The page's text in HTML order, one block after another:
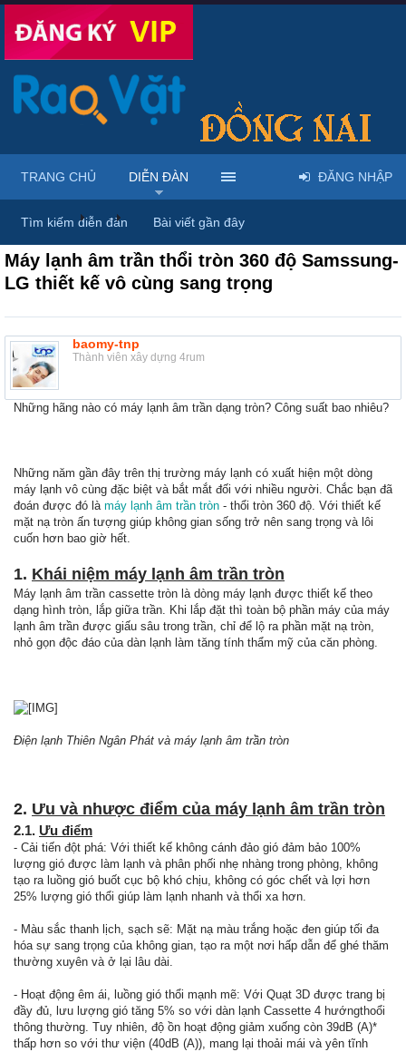
Diễn đàn ... Mua bán & sửa điện tử, điện lạnh
Máy lạnh âm trần thổi tròn 360 độ Samssung-
LG thiết kế vô cùng sang trọng
baomy-tnp
Thành viên xây dựng 4rum
Những hãng nào có máy lạnh âm trần dạng tròn? Công suất bao nhiêu?
Những năm gần đây trên thị trường máy lạnh có xuất hiện một dòng
máy lạnh vô cùng đặc biệt và bắt mắt đối với nhiều người. Chắc bạn đã
đoán được đó là máy lạnh âm trần tròn - thổi tròn 360 độ. Với thiết kế
mặt nạ tròn ấn tượng giúp không gian sống trở nên sang trọng và lôi
cuốn hơn bao giờ hết.
1. Khái niệm máy lạnh âm trần tròn
Máy lạnh âm trần cassette tròn là dòng máy lạnh được thiết kế theo
dạng hình tròn, lắp giữa trần. Khi lắp đặt thì toàn bộ phần máy của máy
lạnh âm trần được giấu sâu trong trần, chỉ để lộ ra phần mặt nạ tròn,
nhỏ gọn độc đáo của dàn lạnh làm tăng tính thẩm mỹ của căn phòng.
Điện lạnh Thiên Ngân Phát và máy lạnh âm trần tròn
2. Ưu và nhược điểm của máy lạnh âm trần tròn
2.1. Ưu điểm
- Cải tiến đột phá: Với thiết kế không cánh đảo gió đảm bảo 100%
lượng gió được làm lạnh và phân phối nhẹ nhàng trong phòng, không
tạo ra luồng gió buốt cục bộ khó chịu, không có góc chết và lợi hơn
25% lượng gió thổi giúp làm lạnh nhanh và thổi xa hơn.
- Màu sắc thanh lịch, sạch sẽ: Mặt nạ màu trắng hoặc đen giúp tối đa
hóa sự sang trọng của không gian, tạo ra một nơi hấp dẫn để ghé thăm
thường xuyên và ở lại lâu dài.
- Hoạt động êm ái, luồng gió thổi mạnh mẽ: Với Quạt 3D được trang bị
đầy đủ, lưu lượng gió tăng 5% so với dàn lạnh Cassette 4 hướngthoổi
thông thường. Tuy nhiên, độ ồn hoạt động giảm xuống còn 39dB (A)*
thấp hơn so với thư viện (40dB (A)), mang lại thoải mái và yên tĩnh
TRANG CHỦ DIỄN ĐÀN
Tìm kiếm diễn đàn Bài viết gần đây
ĐĂNG NHẬP